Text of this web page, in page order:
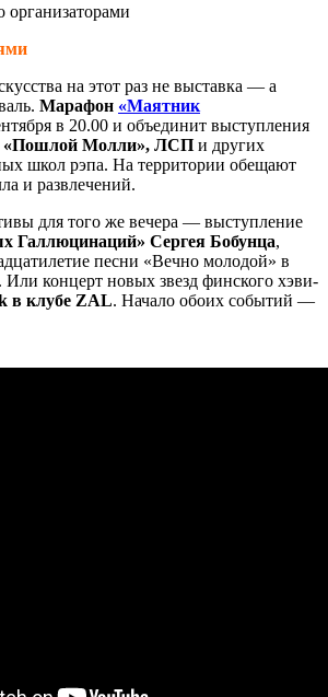
организаторами
на этот раз не выставка — а
Марафон «Маятник
в 20.00 и объединит выступления
«Пошлой Молли», ЛСП и других
школ рэпа. На территории обещают
и развлечений.
для того же вечера — выступление
Галлюцинаций» Сергея Бобунца,
песни «Вечно молодой» в
. Или концерт новых звезд финского хэви-
в клубе ZAL. Начало обоих событий —